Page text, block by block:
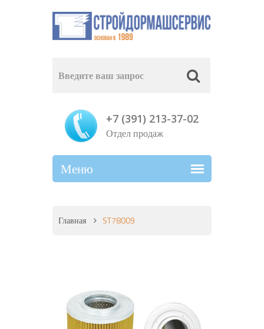
+7 (391) 213-37-02
Отдел продаж
Главная ST78009